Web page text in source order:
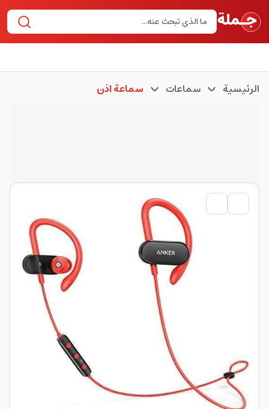
الرئيسية سماعات سماعة اذن